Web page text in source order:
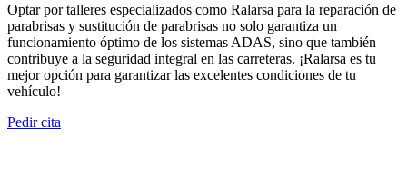
Optar por talleres especializados como Ralarsa para la reparación de
parabrisas y sustitución de parabrisas no solo garantiza un
funcionamiento óptimo de los sistemas ADAS, sino que también
contribuye a la seguridad integral en las carreteras. ¡Ralarsa es tu
mejor opción para garantizar las excelentes condiciones de tu
vehículo!
Pedir cita